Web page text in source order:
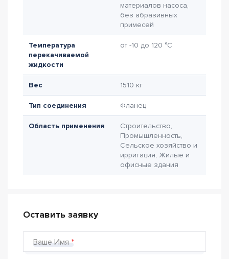
материалов насоса,
без абразивных
примесей
Температура
перекачиваемой
жидкости
от -10 до 120 °C
Вес 1510 кг
Тип соединения Фланец
Область применения
Строительство,
Промышленность,
Сельское хозяйство и
ирригация, Жилые и
офисные здания
Оставить заявку
Ваше Имя